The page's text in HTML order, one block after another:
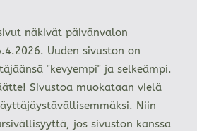
näkivät päivänvalon
Uuden sivuston on
"kevyempi" ja selkeämpi.
Sivustoa muokataan vielä
Niin
jos sivuston kanssa